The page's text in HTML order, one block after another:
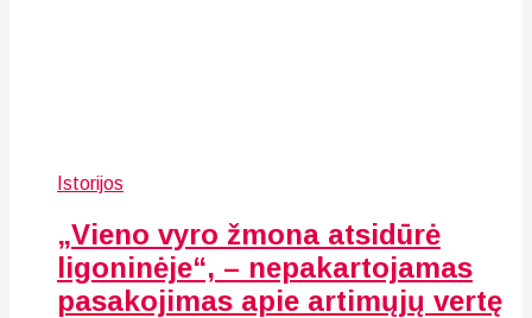
Istorijos
„Vieno vyro žmona atsidūrė
ligoninėje“, – nepakartojamas
pasakojimas apie artimųjų vertę